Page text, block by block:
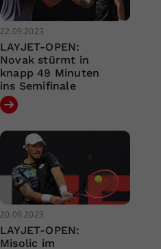
22.09.2023
LAYJET-OPEN:
Novak stürmt in
knapp 49 Minuten
ins Semifinale
20.09.2023
LAYJET-OPEN:
Misolic im